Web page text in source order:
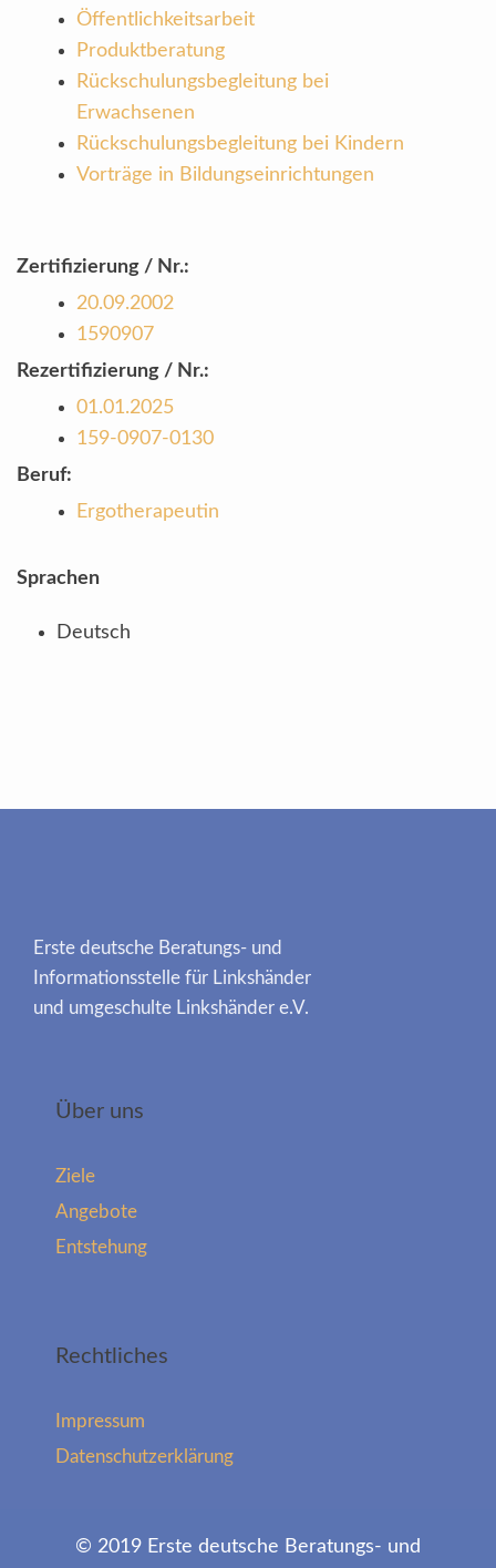
Öffentlichkeitsarbeit
Produktberatung
Rückschulungsbegleitung bei
Erwachsenen
Rückschulungsbegleitung bei Kindern
Vorträge in Bildungseinrichtungen
Zertifizierung / Nr.:
20.09.2002
1590907
Rezertifizierung / Nr.:
01.01.2025
159-0907-0130
Beruf:
Ergotherapeutin
Sprachen
Deutsch
Erste deutsche Beratungs- und
Informationsstelle für Linkshänder
und umgeschulte Linkshänder e.V.
Über uns
Ziele
Angebote
Entstehung
Rechtliches
Impressum
Datenschutzerklärung
© 2019 Erste deutsche Beratungs- und